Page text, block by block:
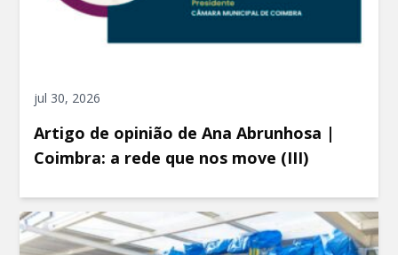
jul 30, 2026
Artigo de opinião de Ana Abrunhosa |
Coimbra: a rede que nos move (III)